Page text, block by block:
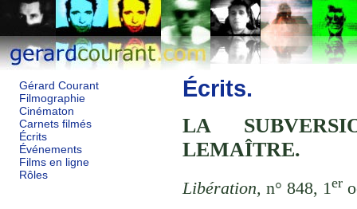
Gérard Courant
Filmographie
Cinématon
Carnets filmés
Écrits
Événements
Films en ligne
Rôles
Écrits.
LA
LEMAÎTRE.
Libération, n° 848, 1er